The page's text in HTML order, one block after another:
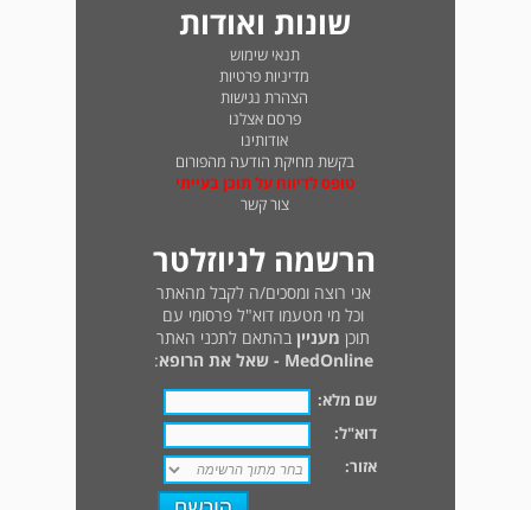
שונות ואודות
תנאי שימוש
מדיניות פרטיות
הצהרת נגישות
פרסם אצלנו
אודותינו
בקשת מחיקת הודעה מהפורום
טופס לדיווח על תוכן בעייתי
צור קשר
הרשמה לניוזלטר
אני רוצה ומסכים/ה לקבל מהאתר
וכל מי מטעמו דוא"ל פרסומי עם
תוכן מעניין בהתאם לתכני האתר
MedOnline - שאל את הרופא
:
שם מלא:
דוא"ל:
אזור: